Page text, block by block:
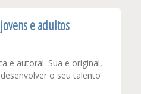
e adultos
e autoral. Sua e original,
o seu talento